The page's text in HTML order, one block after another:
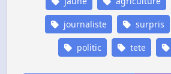
journaliste surpris
politic tete